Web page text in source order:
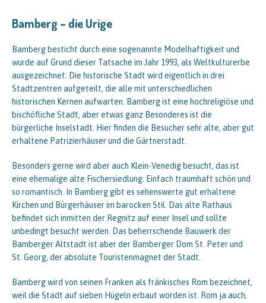
Bamberg – die Urige
Bamberg besticht durch eine sogenannte Modelhaftigkeit und
wurde auf Grund dieser Tatsache im Jahr 1993, als Weltkulturerbe
ausgezeichnet. Die historische Stadt wird eigentlich in drei
Stadtzentren aufgeteilt, die alle mit unterschiedlichen
historischen Kernen aufwarten. Bamberg ist eine hochreligiöse und
bischöfliche Stadt, aber etwas ganz Besonderes ist die
bürgerliche Inselstadt. Hier finden die Besucher sehr alte, aber gut
erhaltene Patrizierhäuser und die Gärtnerstadt.
Besonders gerne wird aber auch Klein-Venedig besucht, das ist
eine ehemalige alte Fischersiedlung. Einfach traumhaft schön und
so romantisch. In Bamberg gibt es sehenswerte gut erhaltene
Kirchen und Bürgerhäuser im barocken Stil. Das alte Rathaus
befindet sich inmitten der Regnitz auf einer Insel und sollte
unbedingt besucht werden. Das beherrschende Bauwerk der
Bamberger Altstadt ist aber der Bamberger Dom St. Peter und
St. Georg, der absolute Touristenmagnet der Stadt.
Bamberg wird von seinen Franken als fränkisches Rom bezeichnet,
weil die Stadt auf sieben Hügeln erbaut worden ist. Rom ja auch,